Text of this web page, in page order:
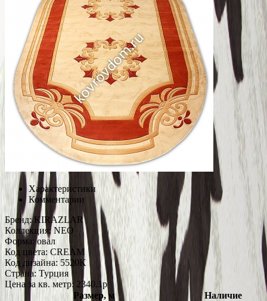
Характеристики
Комментарии
Бренд:KIRAZLAR
Коллекция:NEO
Форма:овал
Код цвета: CREAM
Код дизайна: 5520K
Страна: Турция
Цена за кв. метр: 2340.1p
Размер, м
Наличие